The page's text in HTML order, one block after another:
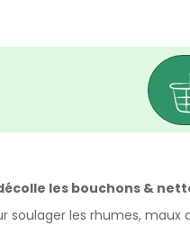
les bouchons &
soulager les rhumes, maux